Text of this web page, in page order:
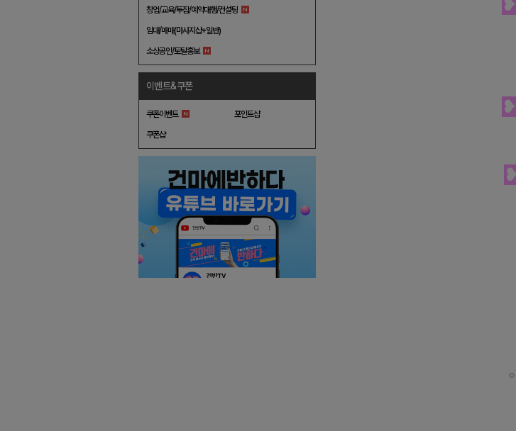
창업/교육/투잡/예약대행/컨설팅
임대/매매(마사지샵+일반)
소상공인/토탈홍보
이벤트&쿠폰
쿠폰이벤트 포인트샵
쿠폰샵
❥
❥
˚